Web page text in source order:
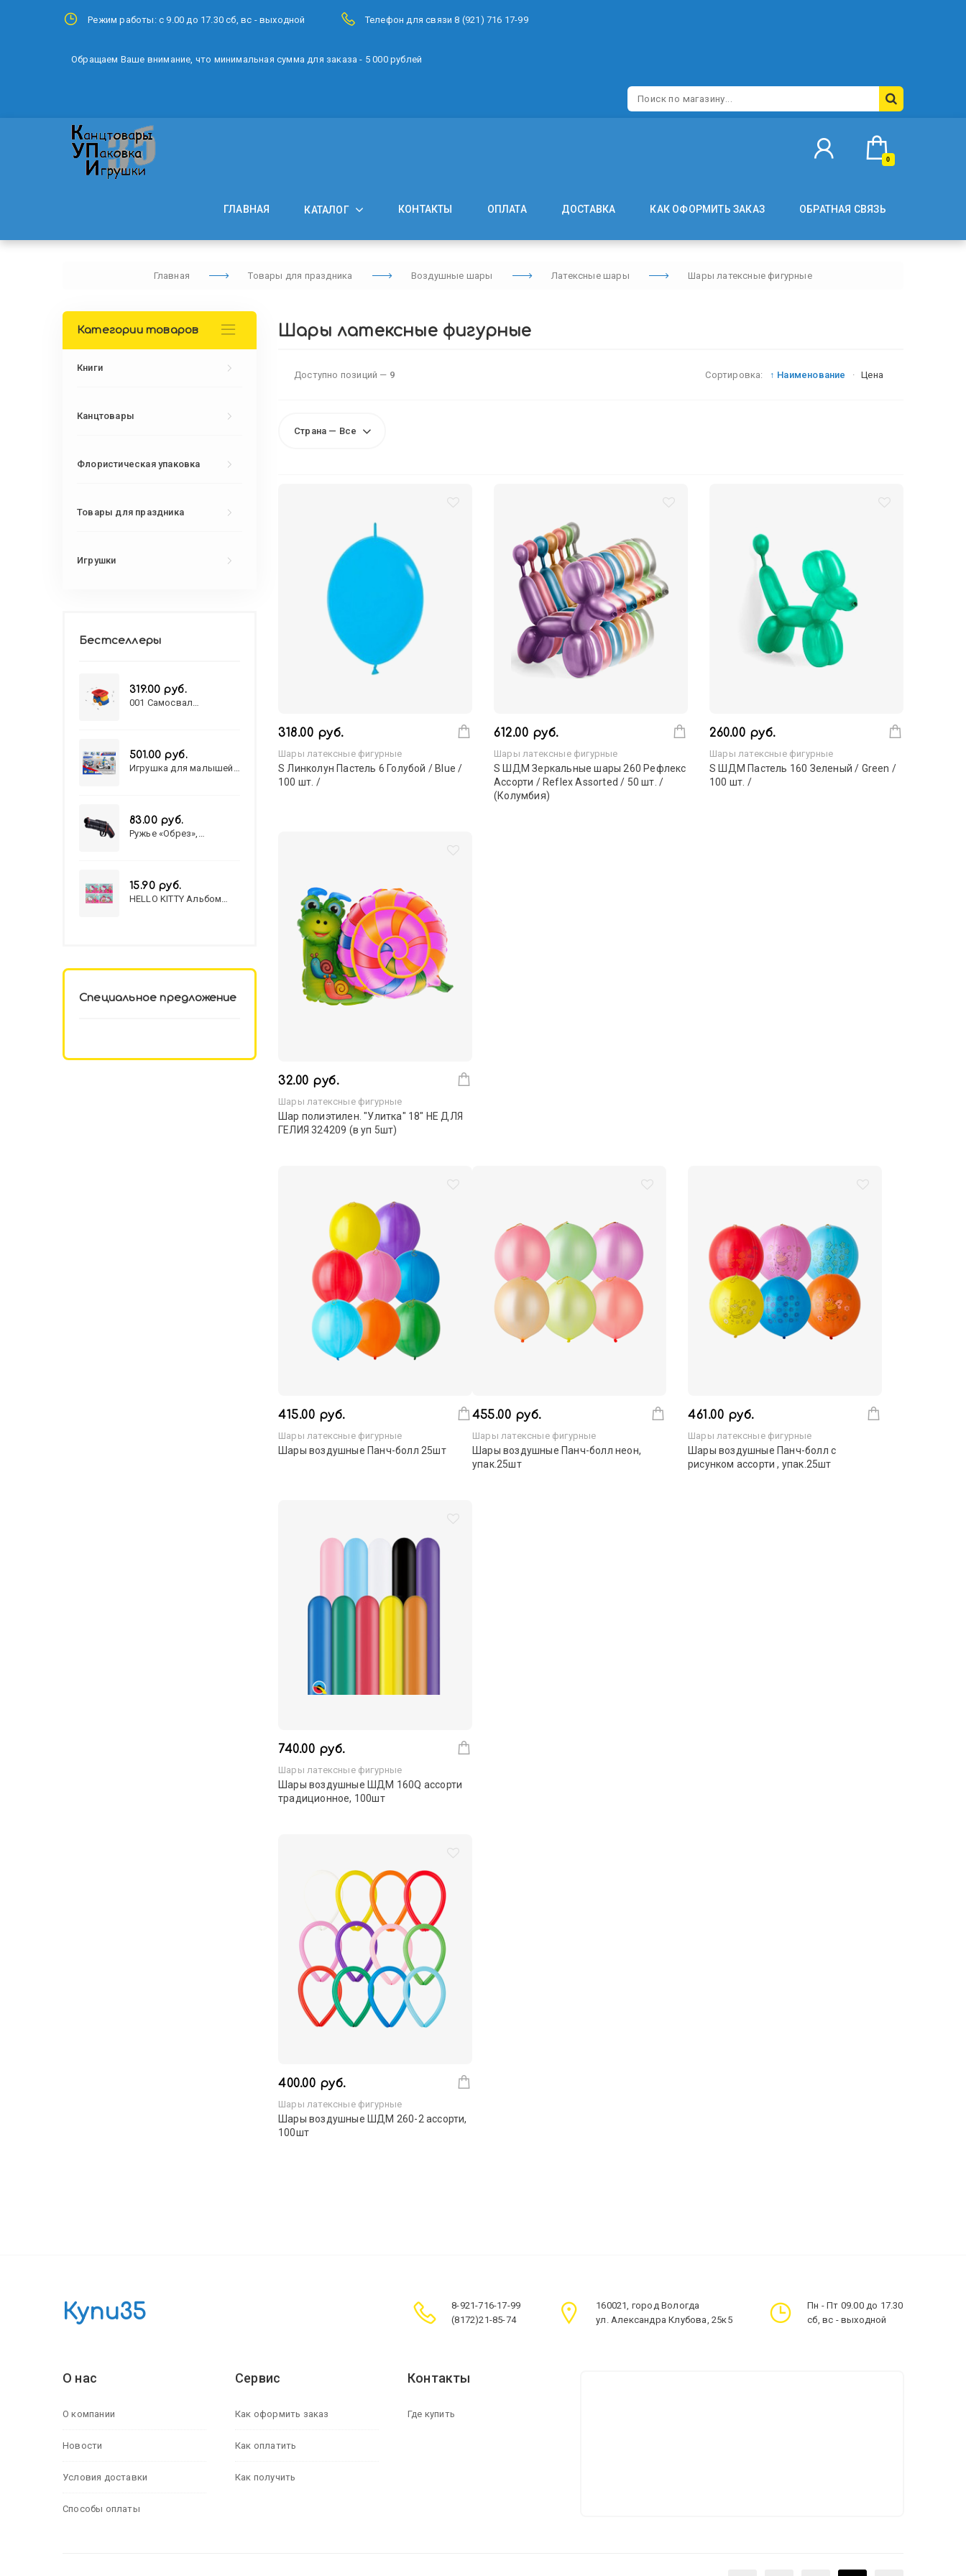
Режим работы: с 9.00 до 17.30 сб, вс - выходной Телефон для связи 8 (921) 716 17-99
Обращаем Ваше внимание, что минимальная сумма для заказа - 5 000 рублей
0
ГЛАВНАЯ КАТАЛОГ КОНТАКТЫ ОПЛАТА ДОСТАВКА КАК ОФОРМИТЬ ЗАКАЗ ОБРАТНАЯ СВЯЗЬ
Главная Товары для праздника Воздушные шары Латексные шары Шары латексные фигурные
Шары латексные фигурные
Доступно позиций — 9 Сортировка: ↑ Наименование · Цена
Страна — Все
318.00 руб.
Шары латексные фигурные
S Линколун Пастель 6 Голубой / Blue /
100 шт. /
612.00 руб.
Шары латексные фигурные
S ШДМ Зеркальные шары 260 Рефлекс
Ассорти / Reflex Assorted / 50 шт. /
(Колумбия)
260.00 руб.
Шары латексные фигурные
S ШДМ Пастель 160 Зеленый / Green /
100 шт. /
32.00 руб.
Шары латексные фигурные
Шар полиэтилен. "Улитка" 18" НЕ ДЛЯ
ГЕЛИЯ 324209 (в уп 5шт)
415.00 руб.
Шары латексные фигурные
Шары воздушные Панч-болл 25шт
455.00 руб.
Шары латексные фигурные
Шары воздушные Панч-болл неон,
упак.25шт
461.00 руб.
Шары латексные фигурные
Шары воздушные Панч-болл с
рисунком ассорти , упак.25шт
740.00 руб.
Шары латексные фигурные
Шары воздушные ШДМ 160Q ассорти
традиционное, 100шт
400.00 руб.
Шары латексные фигурные
Шары воздушные ШДМ 260-2 ассорти,
100шт
Категории товаров
Книги
Канцтовары
Флористическая упаковка
Товары для праздника
Игрушки
Бестселлеры
319.00 руб.
001 Самосвал
501.00 руб.
Игрушка для малышей
83.00 руб.
Ружье «Обрез»,
15.90 руб.
HELLO KITTY Альбом
Специальное предложение
Купи35
8-921-716-17-99
(8172)21-85-74
160021, город Вологда
ул. Александра Клубова, 25к5
Пн - Пт 09.00 до 17.30
сб, вс - выходной
О нас
О компании
Новости
Условия доставки
Способы оплаты
Сервис
Как оформить заказ
Как оплатить
Как получить
Контакты
Где купить